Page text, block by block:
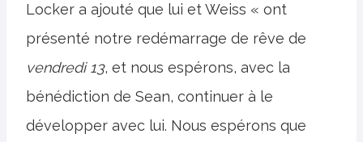
Locker a ajouté que lui et Weiss « ont
présenté notre redémarrage de rêve de
vendredi 13, et nous espérons, avec la
bénédiction de Sean, continuer à le
développer avec lui. Nous espérons que